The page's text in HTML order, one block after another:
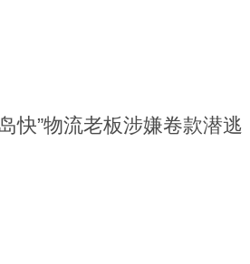
快”物流老板涉嫌卷款潜